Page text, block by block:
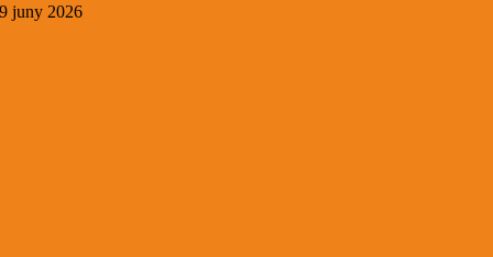
9 juny 2026